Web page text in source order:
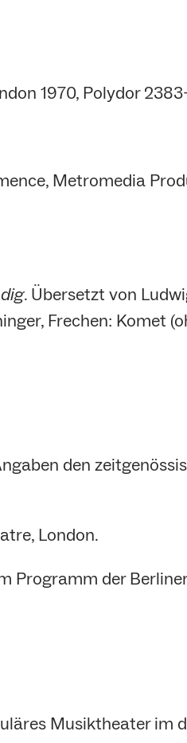
1970, Polydor
Metromedia
. Übersetzt von
Frechen: Komet
den
London.
der
Musiktheater